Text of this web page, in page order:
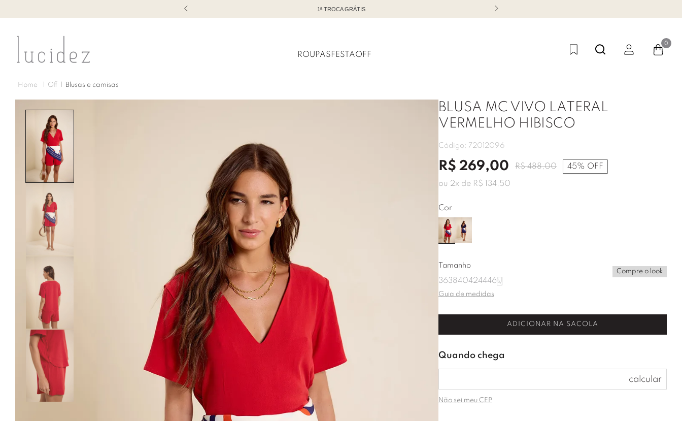
TODO OFF COM ATÉ 60% DE DESCONTO
ROUPASFESTAOFF
0
Off Blusas e camisas
BLUSA MC VIVO LATERAL
VERMELHO HIBISCO
Código: 72012096
R$ 269,00 R$ 488,00 45% OFF
ou 2x de R$ 134,50
Cor
Tamanho
363840424446U
Compre o look
Guia de medidas
ADICIONAR NA SACOLA
Não sei meu CEP